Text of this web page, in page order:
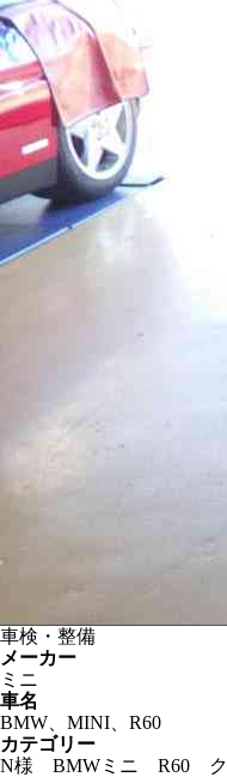
車検・整備
メーカー
ミニ
車名
BMW、MINI、R60
カテゴリー
N様 BMWミニ R60 クラ